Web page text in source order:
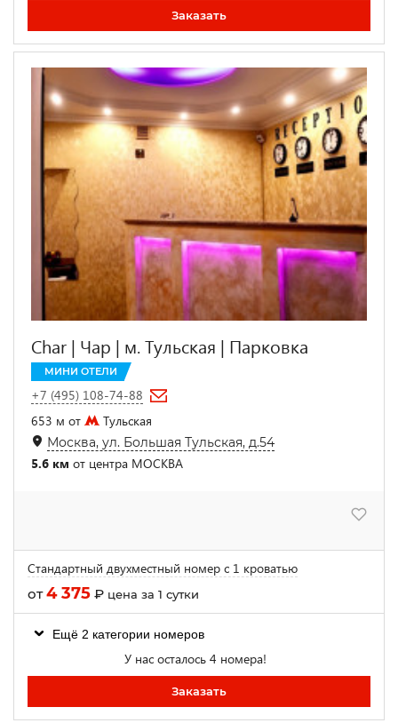
Заказать
Char | Чар | м. Тульская | Парковка
МИНИ ОТЕЛИ
+7 (495) 108-74-88
653 м от
Тульская
Москва, ул. Большая Тульская, д.54
5.6 км от центра МОСКВА
Стандартный двухместный номер с 1 кроватью
от4 375 ₽ цена за 1 сутки
Ещё 2 категории номеров
У нас осталось 4 номера!
Заказать